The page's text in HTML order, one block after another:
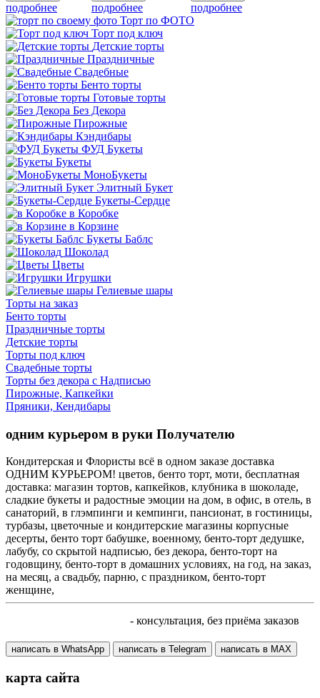
подробнее подробнее подробнее
Торт по ФОТО
Торт под ключ
Детские торты
Праздничные
Свадебные
Бенто торты
Готовые торты
Без Декора
Пирожные
Кэндибары
ФУД Букеты
Букеты
МоноБукеты
Элитный Букет
Букеты-Сердце
в Коробке
в Корзине
Букеты Баблс
Шоколад
Цветы
Игрушки
Гелиевые шары
Торты на заказ
Бенто торты
Праздничные торты
Детские торты
Торты под ключ
Свадебные торты
Торты без декора с Надписью
Пирожные, Капкейки
Пряники, Кендибары
одним курьером в руки Получателю
Кондитерская и Флористы всё в одном заказе доставка
ОДНИМ КУРЬЕРОМ! цветов, бенто торт, моти, бесплатная
доставка: магазин тортов, капкейков, клубника в шоколаде,
сладкие букеты и радостные эмоции на дом, в офис, в отель, в
санаторий, в глэмпинги и кемпинги, пансионат, в гостиницы,
турбазы, цветочные и кондитерские магазины корпусные
десерты, бенто торт бабушке, военному, бенто-торт дедушке,
лабубу, со скрытой надписью, без декора, бенто-торт на
годовщину, бенто-торт в домашних условиях, на год, на заказ,
на месяц, а свадьбу, парню, с праздником, бенто-торт
женщине,
- консультация, без приёма заказов
написать в WhatsApp написать в Telegram написать в МАХ
карта сайта